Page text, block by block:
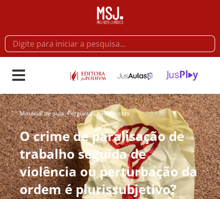
Material de aula,Perguntas e Respostas
O crime de paralisação de
trabalho seguida de
violência ou perturbação da
ordem é plurissubjetivo?